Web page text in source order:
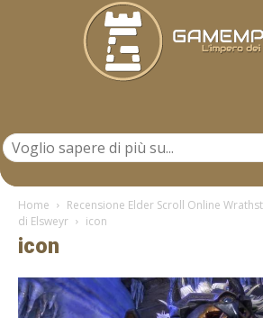
Home
Recensione Elder Scroll Online
di Elsweyr
icon
icon